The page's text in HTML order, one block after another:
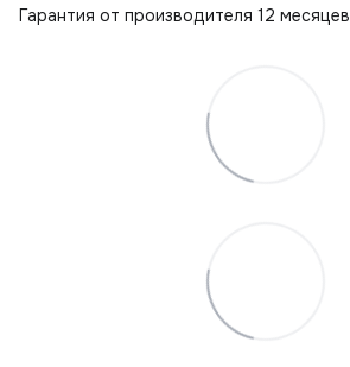
Гарантия от производителя 12 месяцев